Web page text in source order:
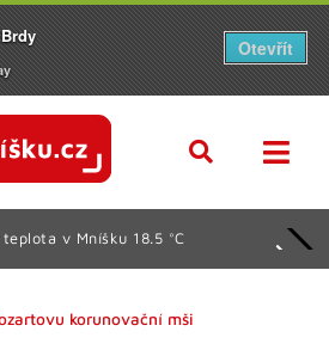
v Mníšku 18.5 °C
korunovační mši
Otevřít